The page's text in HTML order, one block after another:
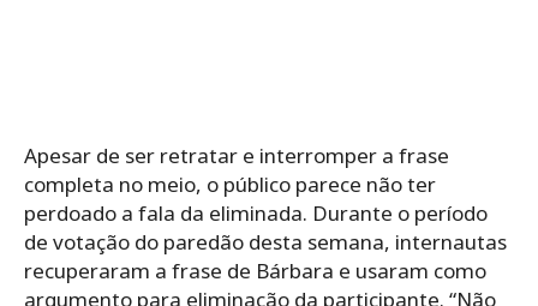
Apesar de ser retratar e interromper a frase
completa no meio, o público parece não ter
perdoado a fala da eliminada. Durante o período
de votação do paredão desta semana, internautas
recuperaram a frase de Bárbara e usaram como
argumento para eliminação da participante. “Não